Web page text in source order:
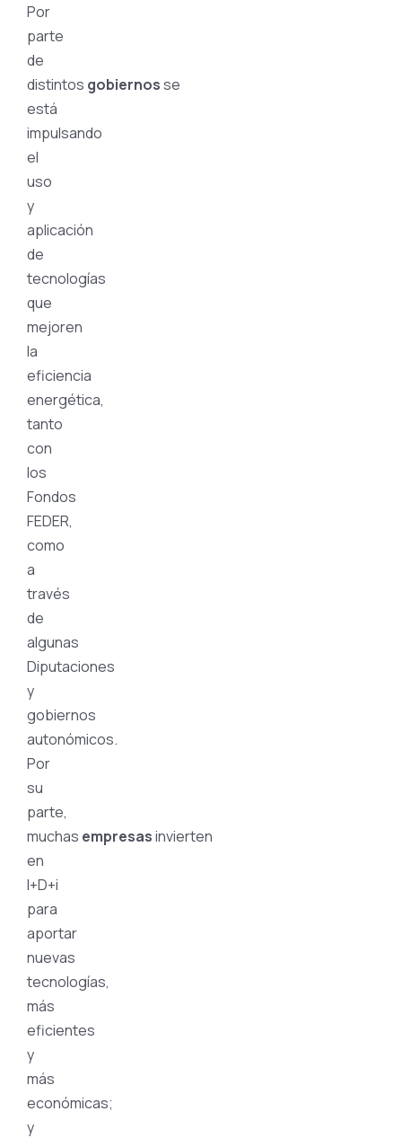
Por
parte
de
distintos gobiernosse
está
impulsando
el
uso
y
aplicación
de
tecnologías
que
mejoren
la
eficiencia
energética,
tanto
con
los
Fondos
FEDER,
como
a
través
de
algunas
Diputaciones
y
gobiernos
autonómicos.
Por
su
parte,
muchas empresasinvierten
en
I+D+i
para
aportar
nuevas
tecnologías,
más
eficientes
y
más
económicas;
y